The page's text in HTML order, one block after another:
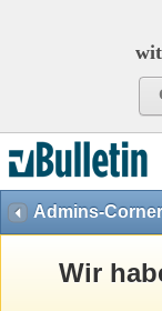
Admins-Corner
Wir
Page Time:0,20513
Templates:26